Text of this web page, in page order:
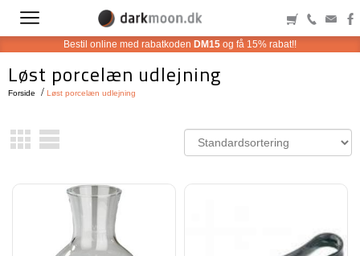
Bestil online med rabatkoden DM15 og få 15% rabat!!
Løst porcelæn udlejning
Forside Løst porcelæn udlejning